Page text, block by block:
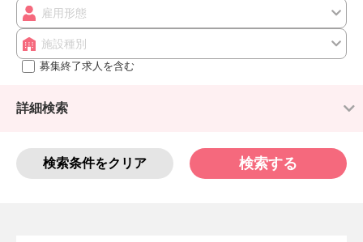
雇用形態
施設種別
募集終了求人を含む
詳細検索
検索条件をクリア 検索する